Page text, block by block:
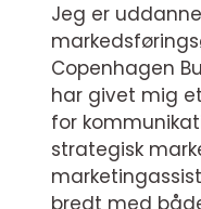
Jeg er
Copenhagen
har givet mig
for
strategisk
bredt med